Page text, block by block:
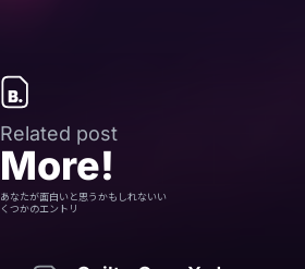
Related post
More!
あなたが面白いと思うかもしれないい
くつかのエントリ